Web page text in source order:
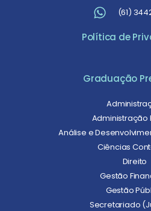
(61)
Política de
Graduação
Administração
Análise e
Ciências
Direito
Gestão
Gestão
Secretariado